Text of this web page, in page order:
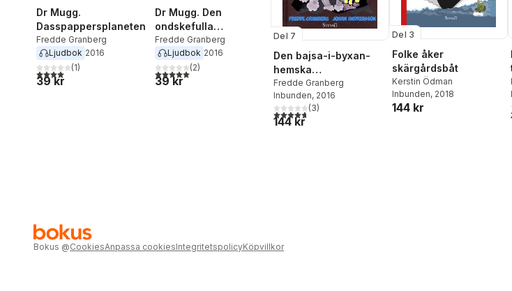
Dr Mugg.
Dasspappersplaneten
Fredde Granberg
Ljudbok 2016
4,0utav 5 stjärnor. Totalt antal röster:
(1)
39 kr
Dr Mugg. Den
ondskefulla
robotstjärten
Fredde Granberg
Ljudbok 2016
5,0utav 5 stjärnor. Totalt antal röster:
(2)
39 kr
Del 7
Den bajsa-i-byxan-
hemska
zombieplaneten
Fredde Granberg
Inbunden, 2016
4,7utav 5 stjärnor. Totalt antal röster:
(3)
144 kr
Del 3
Folke åker
skärgårdsbåt
Kerstin Ödman
Inbunden, 2018
144 kr
Bokus @CookiesAnpassa cookiesIntegritetspolicyKöpvillkor